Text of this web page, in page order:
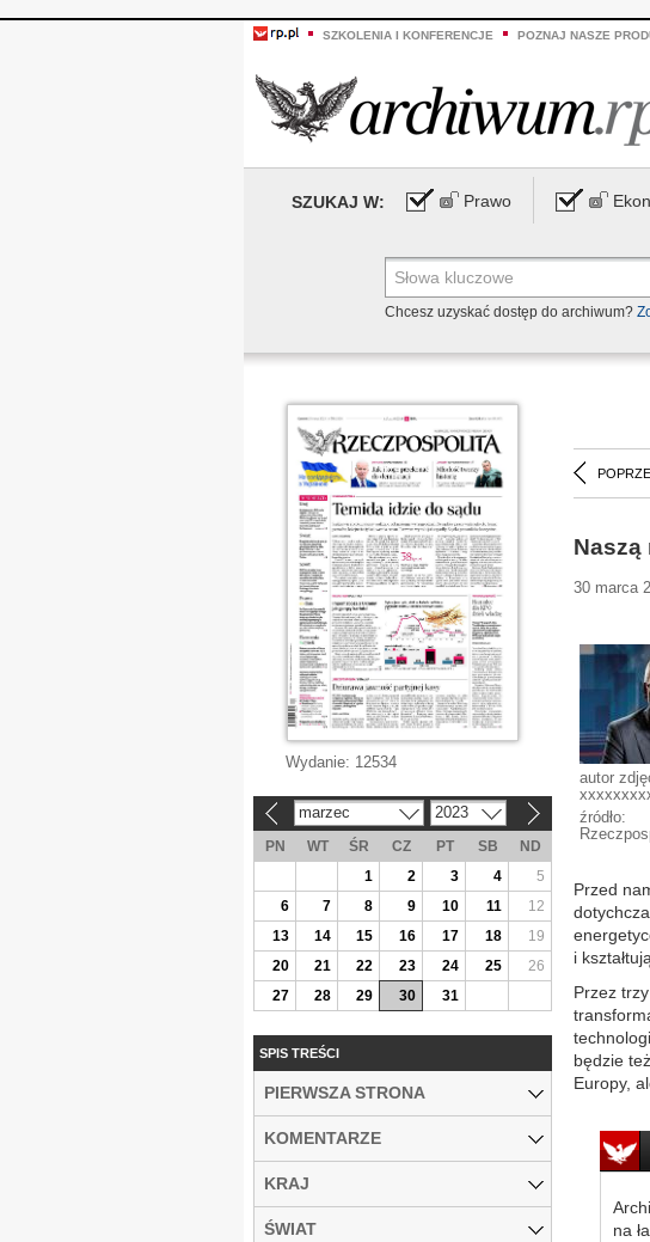
SZKOLENIA I KONFERENCJE POZNAJ NASZE
SZUKAJ W: Prawo
Chcesz uzyskać dostęp do archiwum?
30 marca
autor
źródło:
Przed
i
Przez
będzie
Europy,
na
Wydanie: 12534
marzec 2023
PN WT ŚR CZ PT SB
ND
1
2 3 4
5
6
7 8 9 10 11
12
13
14 15 16 17 18
19
20
21 22 23 24 25
26
27
28 29 30 31
SPIS TREŚCI
PIERWSZA STRONA
KOMENTARZE
KRAJ
ŚWIAT